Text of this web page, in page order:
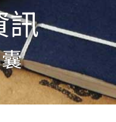
訊